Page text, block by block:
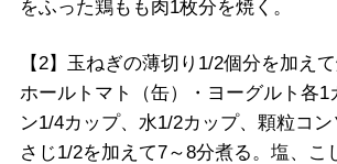
をふった鶏もも肉1枚分を焼く。
【2】玉ねぎの薄切り1/2個分を加え
ホールトマト（缶）・ヨーグルト各1
ン1/4カップ、水1/2カップ、顆粒コ
さじ1/2を加えて7～8分煮る。塩、こ